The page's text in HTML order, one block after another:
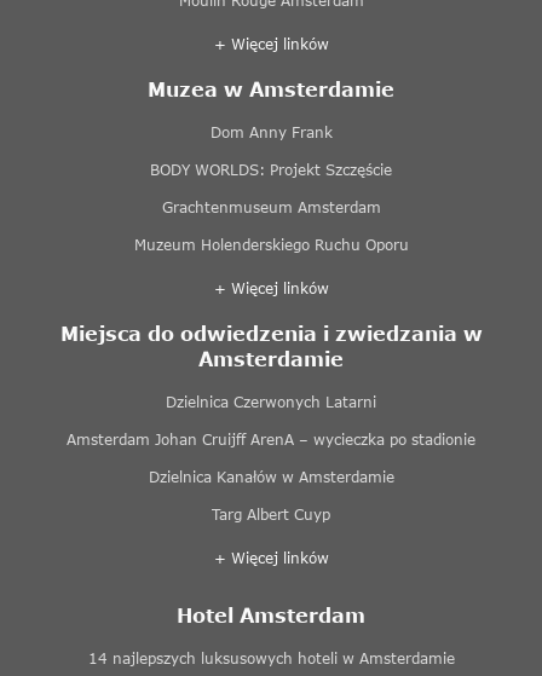
+ Więcej linków
Muzea w Amsterdamie
Dom Anny Frank
BODY WORLDS: Projekt Szczęście
Grachtenmuseum Amsterdam
Muzeum Holenderskiego Ruchu Oporu
+ Więcej linków
Miejsca do odwiedzenia i zwiedzania w
Amsterdamie
Dzielnica Czerwonych Latarni
Amsterdam Johan Cruijff ArenA – wycieczka po stadionie
Dzielnica Kanałów w Amsterdamie
Targ Albert Cuyp
+ Więcej linków
Hotel Amsterdam
14 najlepszych luksusowych hoteli w Amsterdamie